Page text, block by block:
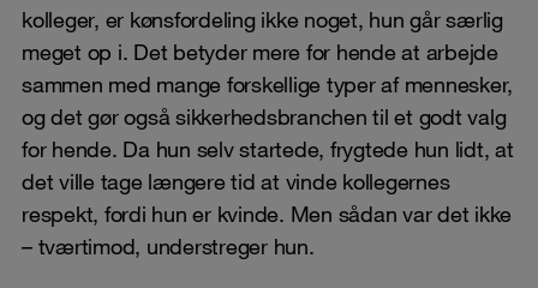
kolleger, er kønsfordeling ikke noget, hun går særlig
meget op i. Det betyder mere for hende at arbejde
sammen med mange forskellige typer af mennesker,
og det gør også sikkerhedsbranchen til et godt valg
for hende. Da hun selv startede, frygtede hun lidt, at
det ville tage længere tid at vinde kollegernes
respekt, fordi hun er kvinde. Men sådan var det ikke
– tværtimod, understreger hun.